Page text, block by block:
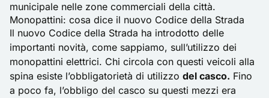
municipale nelle zone commerciali della città.
Monopattini: cosa dice il nuovo Codice della Strada
Il nuovo Codice della Strada ha introdotto delle
importanti novità, come sappiamo, sull’utilizzo dei
monopattini elettrici. Chi circola con questi veicoli alla
spina esiste l’obbligatorietà di utilizzo del casco. Fino
a poco fa, l’obbligo del casco su questi mezzi era